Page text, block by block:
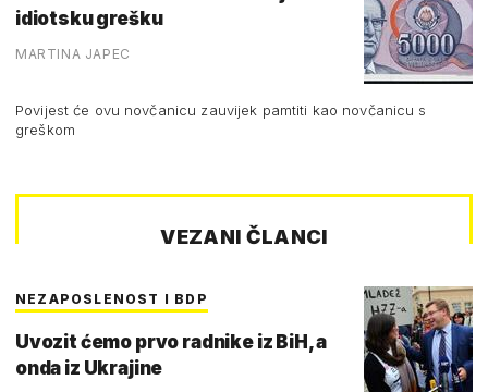
idiotsku grešku
MARTINA JAPEC
Povijest će ovu novčanicu zauvijek pamtiti kao novčanicu s
greškom
VEZANI ČLANCI
NEZAPOSLENOST I BDP
Uvozit ćemo prvo radnike iz BiH, a
onda iz Ukrajine